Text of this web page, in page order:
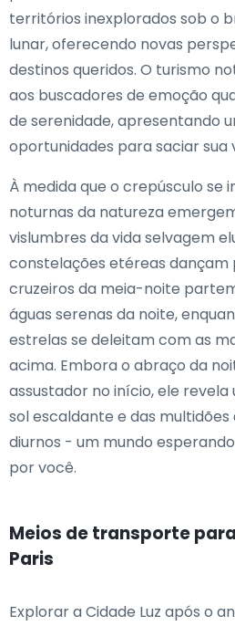
territórios inexplorados sob o
lunar, oferecendo novas
destinos queridos. O turismo
aos buscadores de emoção
de serenidade, apresentando
oportunidades para saciar sua
À medida que o crepúsculo se
noturnas da natureza
vislumbres da vida selvagem
constelações etéreas dançam
cruzeiros da meia-noite
águas serenas da noite,
estrelas se deleitam com as
acima. Embora o abraço da
assustador no início, ele
sol escaldante e das
diurnos - um mundo
por você.
Meios de transporte
Paris
Explorar a Cidade Luz após o